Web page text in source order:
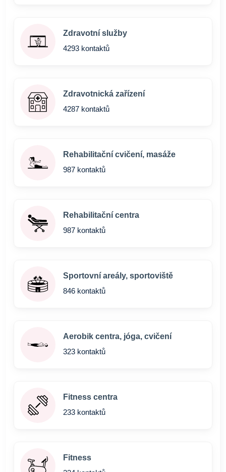
Zdravotní služby
4293 kontaktů
Zdravotnická zařízení
4287 kontaktů
Rehabilitační cvičení, masáže
987 kontaktů
Rehabilitační centra
987 kontaktů
Sportovní areály, sportoviště
846 kontaktů
Aerobik centra, jóga, cvičení
323 kontaktů
Fitness centra
233 kontaktů
Fitness